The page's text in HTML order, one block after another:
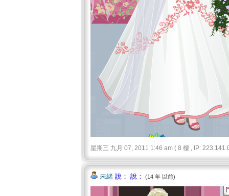
星期三 九月 07, 2011 1:46 am ( 8 樓 , IP:
未緒 說： 說： (14 年 以前)